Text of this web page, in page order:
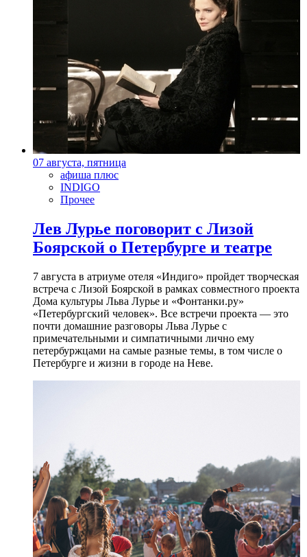
07 августа, пятница
афиша плюс
INDIGO
Прочее
Лев Лурье поговорит с Лизой
Боярской о Петербурге и театре
7 августа в атриуме отеля «Индиго» пройдет творческая
встреча с Лизой Боярской в рамках совместного проекта
Дома культуры Льва Лурье и «Фонтанки.ру»
«Петербургский человек». Все встречи проекта — это
почти домашние разговоры Льва Лурье с
примечательными и симпатичными лично ему
петербуржцами на самые разные темы, в том числе о
Петербурге и жизни в городе на Неве.